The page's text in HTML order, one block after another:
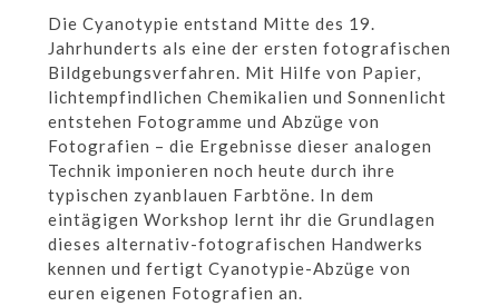
Die Cyanotypie entstand Mitte des 19.
Jahrhunderts als eine der ersten fotografischen
Bildgebungsverfahren. Mit Hilfe von Papier,
lichtempfindlichen Chemikalien und Sonnenlicht
entstehen Fotogramme und Abzüge von
Fotografien – die Ergebnisse dieser analogen
Technik imponieren noch heute durch ihre
typischen zyanblauen Farbtöne. In dem
eintägigen Workshop lernt ihr die Grundlagen
dieses alternativ-fotografischen Handwerks
kennen und fertigt Cyanotypie-Abzüge von
euren eigenen Fotografien an.